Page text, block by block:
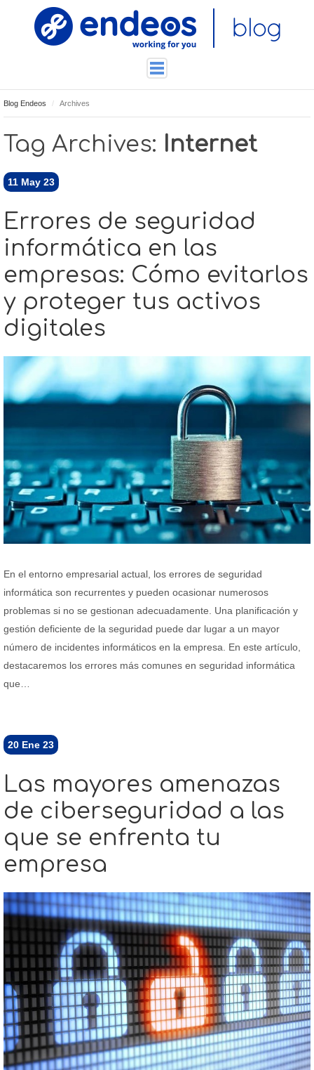
TUTORIALES
TECNOLOGÍA
Blog Endeos Archives
Tag Archives: Internet
11 May 23
Errores de seguridad
informática en las
empresas: Cómo evitarlos
y proteger tus activos
digitales
En el entorno empresarial actual, los errores de seguridad
informática son recurrentes y pueden ocasionar numerosos
problemas si no se gestionan adecuadamente. Una planificación y
gestión deficiente de la seguridad puede dar lugar a un mayor
número de incidentes informáticos en la empresa. En este artículo,
destacaremos los errores más comunes en seguridad informática
que…
20 Ene 23
Las mayores amenazas
de ciberseguridad a las
que se enfrenta tu
empresa